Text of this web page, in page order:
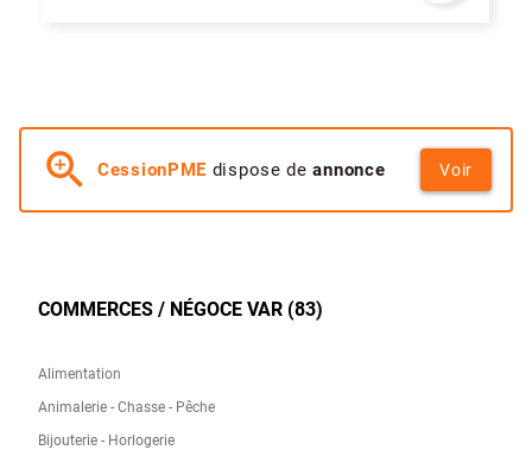
zoom_in CessionPME dispose deannonce Voir
COMMERCES / NÉGOCE VAR (83)
Alimentation
Animalerie - Chasse - Pêche
Bijouterie - Horlogerie